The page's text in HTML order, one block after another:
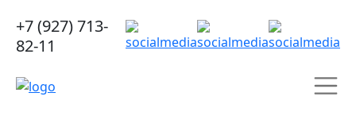
+7 (927) 713-
82-11